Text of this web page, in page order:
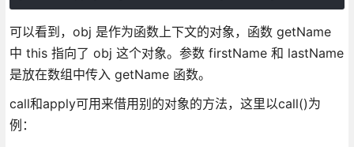
可以看到，obj 是作为函数上下文的对象，函数 getName
中 this 指向了 obj 这个对象。参数 firstName 和 lastName
是放在数组中传入 getName 函数。
call和apply可用来借用别的对象的方法，这里以call()为
例：